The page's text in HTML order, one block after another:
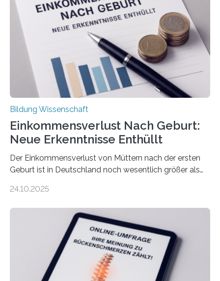
Bildung Wissenschaft
Einkommensverlust Nach Geburt:
Neue Erkenntnisse Enthüllt
Der Einkommensverlust von Müttern nach der ersten
Geburt ist in Deutschland noch wesentlich größer als
nach der Geburt durchschnittlich fast 30.000 Euro
langfristigen Auswirkungen auf Karriere und die spätere
Rente. Bisherige Schätzungen lagen bei rund 20.000
Euro und damit etwa 30 Prozent zu niedrig. Zu diesem
Ergebnis kommt eine neue Studie des ZEW Mannheim
mit der Universität Tilburg. „Werden Frauen unter 30
Jahren erstmals…
24.10.2025